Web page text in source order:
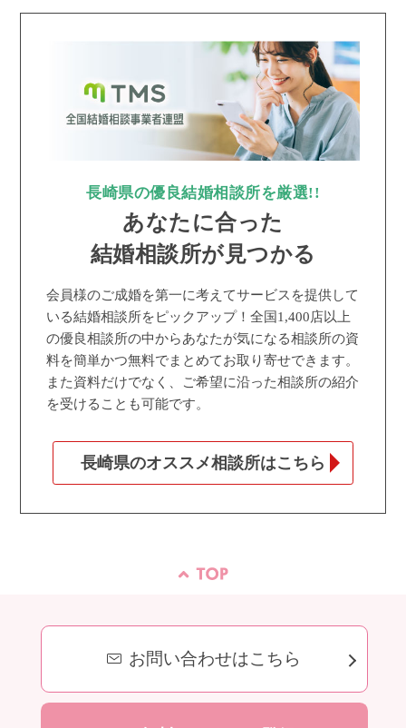
長崎県の優良結婚相談所を厳選!!
あなたに合った
結婚相談所が見つかる
会員様のご成婚を第一に考えてサービスを提供して
いる結婚相談所をピックアップ！全国1,400店以上
の優良相談所の中からあなたが気になる相談所の資
料を簡単かつ無料でまとめてお取り寄せできます。
また資料だけでなく、ご希望に沿った相談所の紹介
を受けることも可能です。
長崎県のオススメ相談所はこちら
お問い合わせはこちら